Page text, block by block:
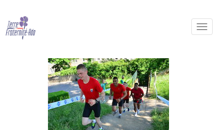
Merci au 19e RG !
By Terre Fraternité,